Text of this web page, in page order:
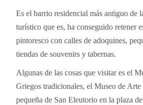
Es el barrio residencial más antiguo de
turístico que es, ha conseguido retener
pintoresco con calles de adoquines,
tiendas de souvenirs y tabernas.
Algunas de las cosas que visitar es el
Griegos tradicionales, el Museo de
pequeña de San Eleutorio en la plaza